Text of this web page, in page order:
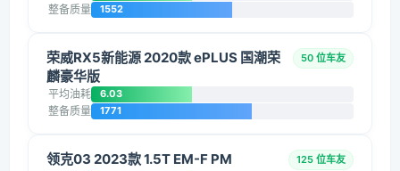
整备质量 1552
荣威RX5新能源 2020款 ePLUS 国潮荣
麟豪华版
50 位车友
平均油耗 6.03
整备质量 1771
领克03 2023款 1.5T EM-F PM 125 位车友